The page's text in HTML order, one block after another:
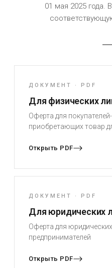
01 мая 2025 года.
ДОКУМЕНТ · PDF
Для физических
Оферта для
приобретающих товар
Открыть PDF
ДОКУМЕНТ · PDF
Для юридических
Оферта для
предпринимателей
Открыть PDF